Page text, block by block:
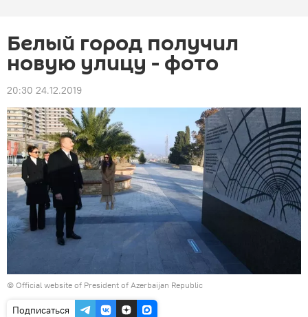
Белый город получил
новую улицу - фото
20:30 24.12.2019
© Official website of President of Azerbaijan Republic
Подписаться